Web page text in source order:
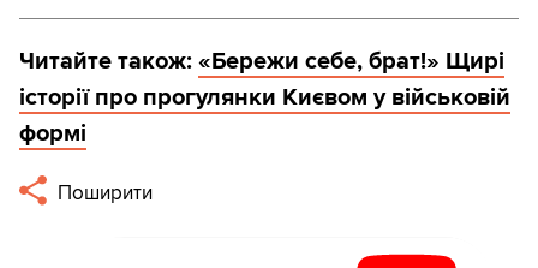
Читайте також: «Бережи себе, брат!» Щирі
історії про прогулянки Києвом у військовій
формі
Поширити